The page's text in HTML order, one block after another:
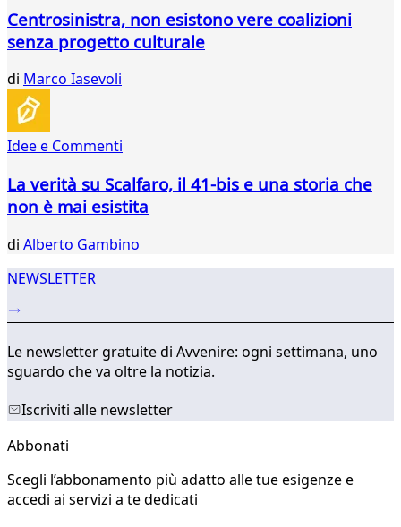
Centrosinistra, non esistono vere coalizioni
senza progetto culturale
di Marco Iasevoli
Idee e Commenti
La verità su Scalfaro, il 41-bis e una storia che
non è mai esistita
di Alberto Gambino
NEWSLETTER
Le newsletter gratuite di Avvenire: ogni settimana, uno
sguardo che va oltre la notizia.
Iscriviti alle newsletter
Abbonati
Scegli l’abbonamento più adatto alle tue esigenze e
accedi ai servizi a te dedicati